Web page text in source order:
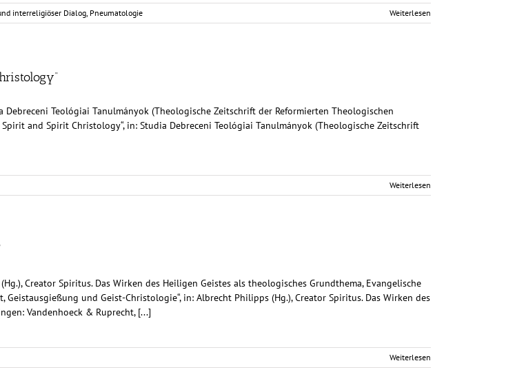
interreligiöser Dialog, Pneumatologie Weiterlesen
Teológiai Tanulmányok (Theologische Zeitschrift der Reformierten Theologischen
and Spirit Christology“, in: Studia Debreceni Teológiai Tanulmányok (Theologische Zeitschrift
Weiterlesen
Creator Spiritus. Das Wirken des Heiligen Geistes als theologisches Grundthema, Evangelische
und Geist-Christologie“, in: Albrecht Philipps (Hg.), Creator Spiritus. Das Wirken des
Vandenhoeck & Ruprecht, [...]
Weiterlesen